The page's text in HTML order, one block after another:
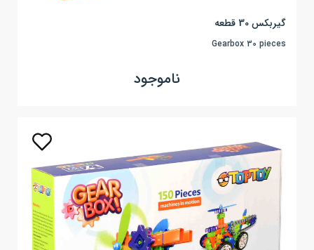
گیربکس 30 قطعه
Gearbox 30 pieces
ناموجود